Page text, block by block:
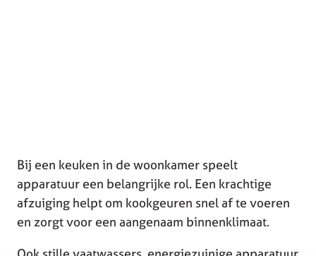
Bij een keuken in de woonkamer speelt
apparatuur een belangrijke rol. Een krachtige
afzuiging helpt om kookgeuren snel af te voeren
en zorgt voor een aangenaam binnenklimaat.